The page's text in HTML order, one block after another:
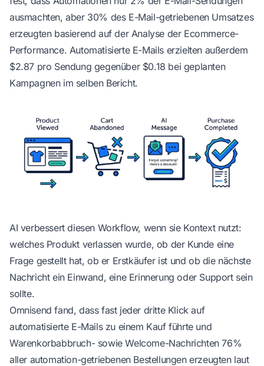
ausmachten, aber 30% des E-Mail-getriebenen Umsatzes
erzeugten basierend auf der Analyse der Ecommerce-
Performance. Automatisierte E-Mails erzielten außerdem
$2.87 pro Sendung gegenüber $0.18 bei geplanten
Kampagnen im selben Bericht.
AI verbessert diesen Workflow, wenn sie Kontext nutzt:
welches Produkt verlassen wurde, ob der Kunde eine
Frage gestellt hat, ob er Erstkäufer ist und ob die nächste
Nachricht ein Einwand, eine Erinnerung oder Support sein
sollte.
Omnisend fand, dass fast jeder dritte Klick auf
automatisierte E-Mails zu einem Kauf führte und
Warenkorbabbruch- sowie Welcome-Nachrichten 76%
aller automation-getriebenen Bestellungen erzeugten laut